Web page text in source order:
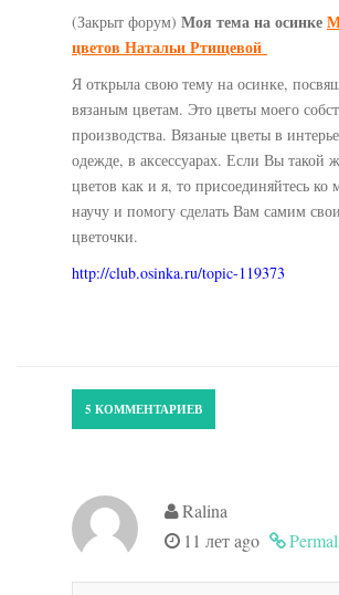
(Закрыт форум) Моя тема на осинке
цветов Натальи Ртищевой
Я открыла свою тему на осинке,
вязаным цветам. Это цветы моего
производства. Вязаные цветы в
одежде, в аксессуарах. Если Вы такой
цветов как и я, то присоединяйтесь ко
научу и помогу сделать Вам самим
цветочки.
http://club.osinka.ru/topic-119373
5 КОММЕНТАРИЕВ
Ralina
11 лет ago